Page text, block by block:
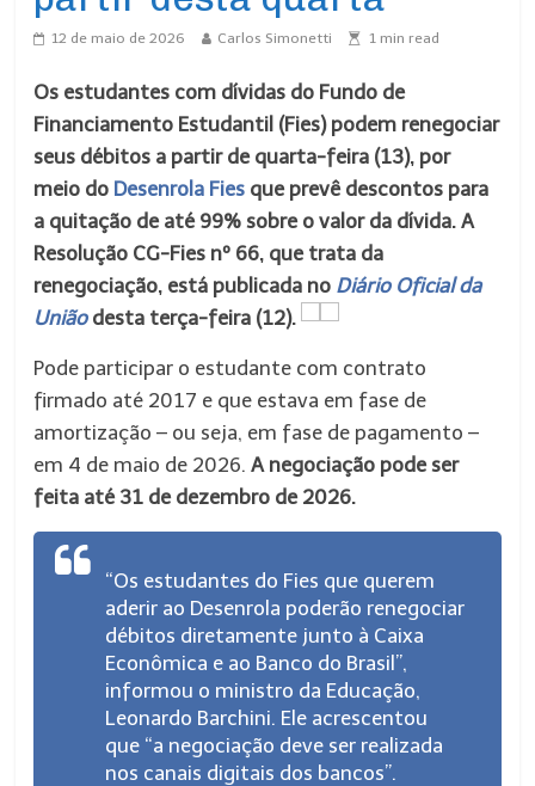
12 de maio de 2026 Carlos Simonetti 1 min read
Os estudantes com dívidas do Fundo de
Financiamento Estudantil (Fies) podem renegociar
seus débitos a partir de quarta-feira (13), por
meio do Desenrola Fies que prevê descontos para
a quitação de até 99% sobre o valor da dívida. A
Resolução CG-Fies nº 66, que trata da
renegociação, está publicada no Diário Oficial da
Uniãodesta terça-feira (12).
Pode participar o estudante com contrato
firmado até 2017 e que estava em fase de
amortização – ou seja, em fase de pagamento –
em 4 de maio de 2026.A negociação pode ser
feita até 31 de dezembro de 2026.
“Os estudantes do Fies que querem
aderir ao Desenrola poderão renegociar
débitos diretamente junto à Caixa
Econômica e ao Banco do Brasil”,
informou o ministro da Educação,
Leonardo Barchini. Ele acrescentou
que “a negociação deve ser realizada
nos canais digitais dos bancos”.